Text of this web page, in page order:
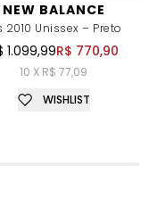
NEW BALANCE
2010 Unissex – Preto
1.099,99R$ 770,90
10 X R$ 77,09
WISHLIST